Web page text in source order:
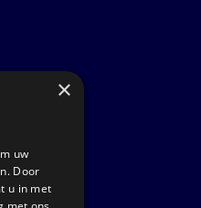
×
uw
Door
u in met